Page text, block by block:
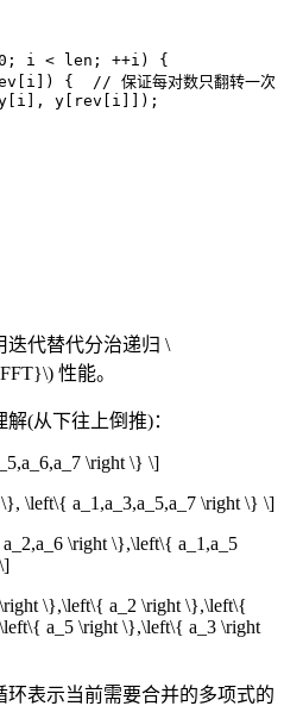
; i < len; ++i) {
{ // 保证每对数只翻转一次
y[rev[i]]);
迭代替代分治递归 \
性能。
(从下往上倒推)：
\right \} \]
\left\{ a_1,a_3,a_5,a_7 \right \} \]
\right \},\left\{ a_1,a_5
\},\left\{ a_2 \right \},\left\{
a_5 \right \},\left\{ a_3 \right
表示当前需要合并的多项式的